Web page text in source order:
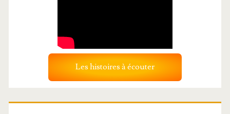
Les histoires à écouter